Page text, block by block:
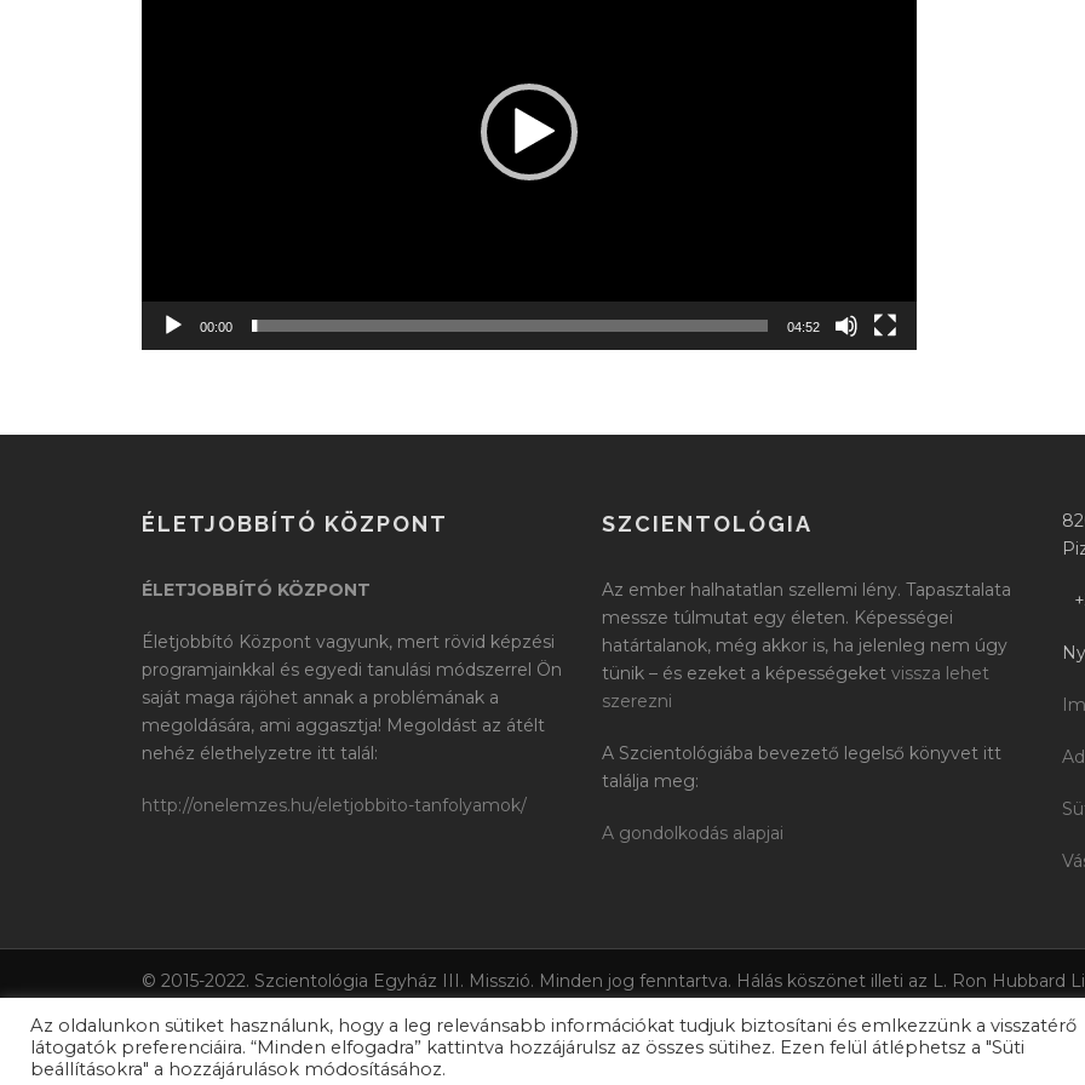
00:00 04:52
ÉLETJOBBÍTÓ KÖZPONT
ÉLETJOBBÍTÓ KÖZPONT
Életjobbító Központ vagyunk, mert rövid képzési
programjainkkal és egyedi tanulási módszerrel Ön
saját maga rájöhet annak a problémának a
megoldására, ami aggasztja! Megoldást az átélt
nehéz élethelyzetre itt talál:
http://onelemzes.hu/eletjobbito-tanfolyamok/
SZCIENTOLÓGIA
Az ember halhatatlan szellemi lény. Tapasztalata
messze túlmutat egy életen. Képességei
határtalanok, még akkor is, ha jelenleg nem úgy
tünik – és ezeket a képességeket vissza lehet
szerezni
A Szcientológiába bevezető legelső könyvet itt
találja meg:
A gondolkodás alapjai
© 2015-2022. Szcientológia Egyház III. Misszió. Minden jog fenntartva. Hálás köszönet illeti az L. Ron Hubbard
Híd, OT, Clearsound, a Szcientológia szimbólum, a Dianetika szimbólum, a Tudás Aranykora logo, a Levelező-
logo, az LRH Kongresszus logo bejegyzett védjegyek, melyek a Religious Technology Center tulajdonában
Az oldalunkon sütiket használunk, hogy a leg relevánsabb információkat tudjuk biztosítani és emlkezzünk a visszatérő
látogatók preferenciáira. “Minden elfogadra” kattintva hozzájárulsz az összes sütihez. Ezen felül átléphetsz a "Süti
beállításokra" a hozzájárulások módosításához.